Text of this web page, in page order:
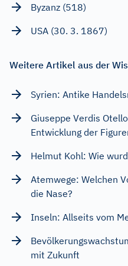
Byzanz (518)
USA (30. 3. 1867)
Weitere Artikel aus der
Syrien: Antike
Giuseppe Verdis
Entwicklung der
Helmut Kohl: Wie
Atemwege: Welchen
die Nase?
Inseln: Allseits vom
mit Zukunft